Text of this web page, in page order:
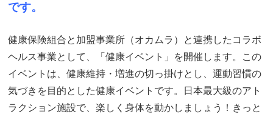
です。
健康保険組合と加盟事業所（オカムラ）と連携したコラボ
ヘルス事業として、「健康イベント」を開催します。この
イベントは、健康維持・増進の切っ掛けとし、運動習慣の
気づきを目的とした健康イベントです。日本最大級のアト
ラクション施設で、楽しく身体を動かしましょう！きっと